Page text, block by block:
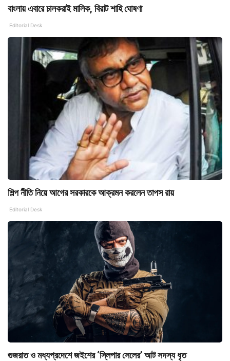
বাংলায় এবারে চালকরাই মালিক, বিরাট শাহি ঘোষণা
Editorial Desk
শিল্প নীতি নিয়ে আগের সরকারকে আক্রমন করলেন তাপস রায়
Editorial Desk
গুজরাত ও মধ্যপ্রদেশে জইশের ‘স্লিপার সেলের’ আট সদস্য ধৃত